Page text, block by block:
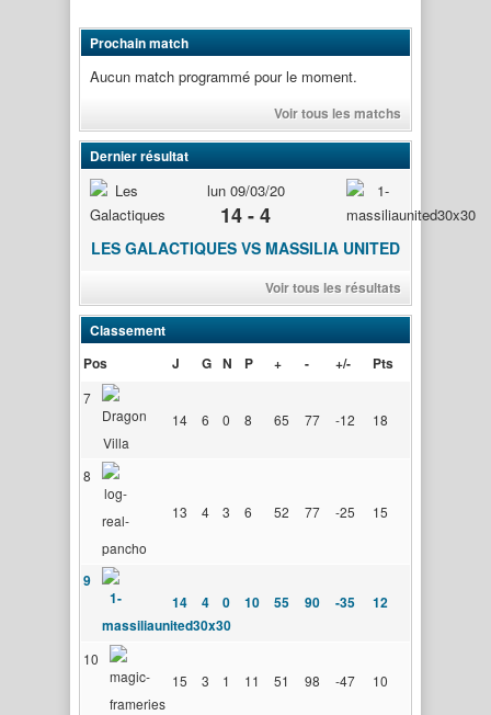
Prochain match
Aucun match programmé pour le moment.
Voir tous les matchs
Dernier résultat
lun 09/03/20
14 - 4
LES GALACTIQUES VS MASSILIA UNITED
Voir tous les résultats
Classement
Pos
J G N P + - +/- Pts
7
14
6 0 8 65 77 -12 18
8
13
4 3 6 52 77 -25 15
9
14
4 0 10 55 90 -35 12
10
15
3 1 11 51 98 -47 10